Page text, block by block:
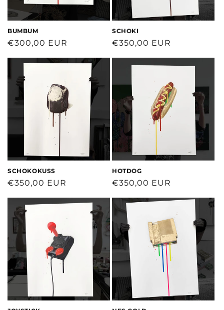
BUMBUM
Normaler
€300,00 EUR
SCHOKI
Normaler
€350,00 EUR
SCHOKOKUSS
Normaler
€350,00 EUR
HOTDOG
Normaler
€350,00 EUR